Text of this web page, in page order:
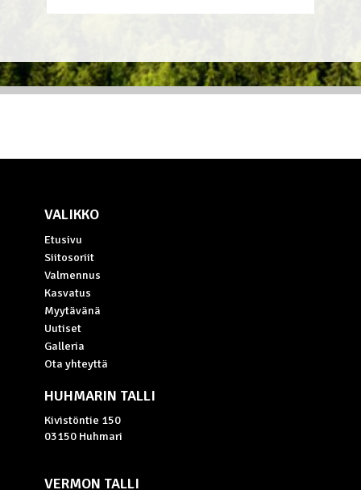
VALIKKO
Etusivu
Siitosoriit
Valmennus
Kasvatus
Myytävänä
Uutiset
Galleria
Ota yhteyttä
HUHMARIN TALLI
Kivistöntie 150
03150 Huhmari
VERMON TALLI